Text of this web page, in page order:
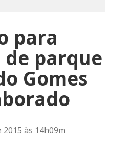
para
parque
Gomes
2015 às 14h09m